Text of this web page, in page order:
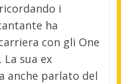
i
ha
con gli One
sua ex
anche parlato del